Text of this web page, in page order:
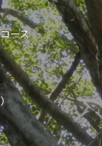
ース